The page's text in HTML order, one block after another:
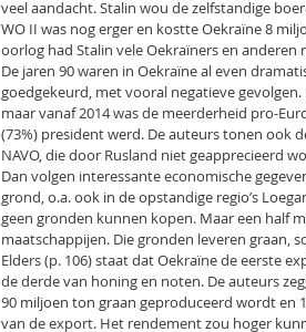
veel aandacht. Stalin wou de zelfstandige
WO II was nog erger en kostte Oekraïne 8
oorlog had Stalin vele Oekraïners en
De jaren 90 waren in Oekraïne al even
goedgekeurd, met vooral negatieve
maar vanaf 2014 was de meerderheid pro-
(73%) president werd. De auteurs tonen ook
NAVO, die door Rusland niet geapprecieerd
Dan volgen interessante economische
grond, o.a. ook in de opstandige regio’s
geen gronden kunnen kopen. Maar een half
maatschappijen. Die gronden leveren graan,
Elders (p. 106) staat dat Oekraïne de eerste
de derde van honing en noten. De auteurs
90 miljoen ton graan geproduceerd wordt en
van de export. Het rendement zou hoger